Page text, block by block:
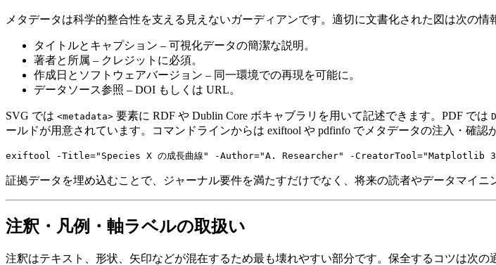
メタデータは科学的整合性を支える見えないガーディアンです。適切に文書化された図は次の情
タイトルとキャプション – 可視化データの簡潔な説明。
著者と所属 – クレジットに必須。
作成日とソフトウェアバージョン – 同一環境での再現を可能に。
データソース参照 – DOI もしくは URL。
SVG では <metadata> 要素に RDF や Dublin Core ボキャブラリを用いて記述できます。PDF では
ールドが用意されています。コマンドラインからは exiftool や pdfinfo でメタデータの注入・確認
証拠データを埋め込むことで、ジャーナル要件を満たすだけでなく、将来の読者やデータマイニ
注釈・凡例・軸ラベルの取扱い
注釈はテキスト、形状、矢印などが混在するため最も壊れやすい部分です。保全するコツは次の